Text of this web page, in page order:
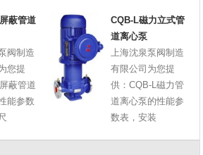
蔽管道
阀制造
您提
蔽管道
能参数
CQB-L磁力立式管
道离心泵
上海沈泉泵阀制造
有限公司为您提
供：CQB-L磁力管
道离心泵的性能参
数表，安装